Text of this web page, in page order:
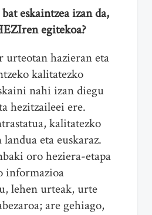
eskaintzea izan da,
egitekoa?
urteotan hazieran eta
kalitatezko
nahi izan diegu
hezitzaileei ere.
kalitatezko
eta euskaraz.
oro heziera-etapa
informazioa
lehen urteak, urte
are gehiago,